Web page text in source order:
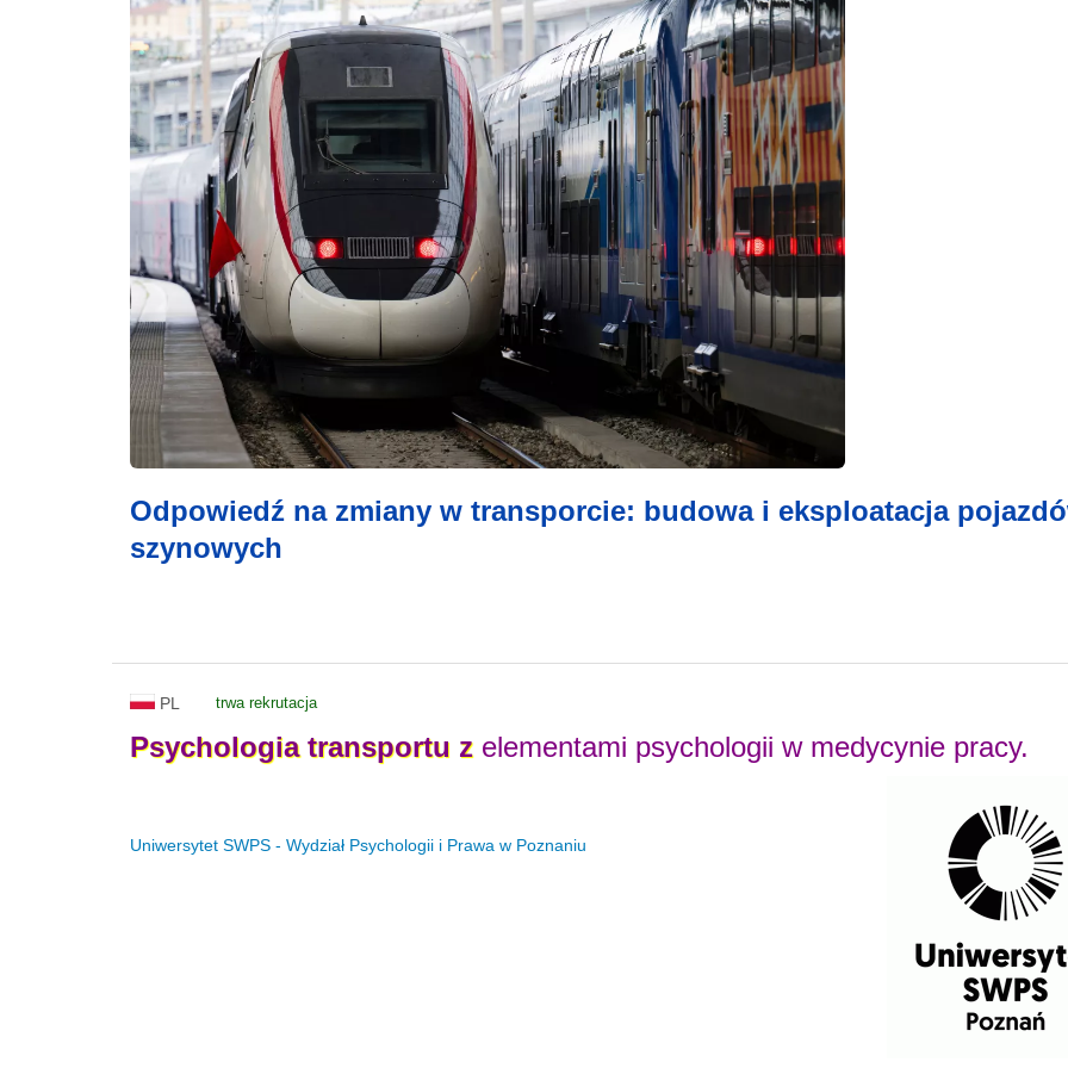
Odpowiedź na zmiany w transporcie: budowa i eksploatacja
szynowych
PL trwa rekrutacja
Psychologia transportu z elementami psychologii w medycynie pracy.
Uniwersytet SWPS - Wydział Psychologii i Prawa w Poznaniu